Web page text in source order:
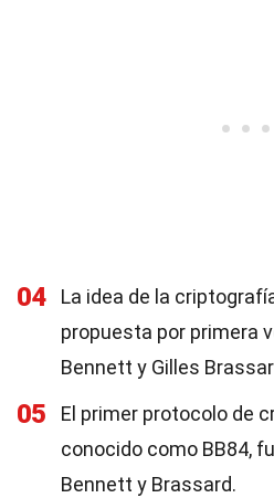
04
La idea de la
propuesta por primera
Bennett y Gilles
05
El primer protocolo de
conocido como BB84,
Bennett y Brassard.